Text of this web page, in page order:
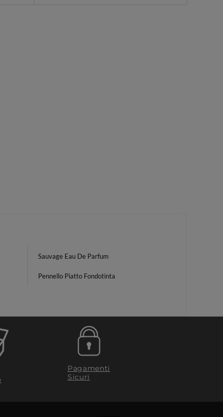
Sauvage Eau De Parfum
Pennello Piatto Fondotinta
Pagamenti
Sicuri